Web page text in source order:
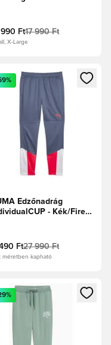
990 Ft17 990 Ft
X-Large
vagy a tagként
egy modált a
Edzőnadrág
- Kék/Fire
Ft27 990 Ft
méretben kapható
vagy a tagként
egy modált a